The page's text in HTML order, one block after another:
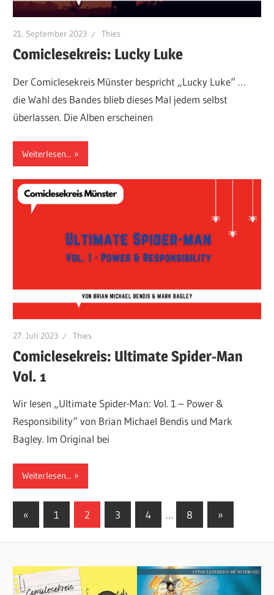
21. September 2023 Thies
Comiclesekreis: Lucky Luke
Der Comiclesekreis Münster bespricht „Lucky Luke“ …
die Wahl des Bandes blieb dieses Mal jedem selbst
überlassen. Die Alben erscheinen
Weiterlesen...
27. Juli 2023 Thies
Comiclesekreis: Ultimate Spider-Man
Vol. 1
Wir lesen „Ultimate Spider-Man: Vol. 1 – Power &
Responsibility“ von Brian Michael Bendis und Mark
Bagley. Im Original bei
Weiterlesen...
Seitennummerierung
« Vorherige
Beiträge
1 2 3 4 … 8
Nächste
Beiträge
»